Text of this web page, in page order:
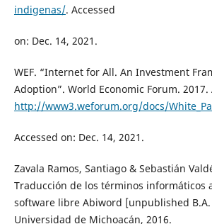
indigenas/. Accessed
on: Dec. 14, 2021.
WEF. “Internet for All. An Investment
Adoption”. World Economic Forum.
http://www3.weforum.org/docs/
Accessed on: Dec. 14, 2021.
Zavala Ramos, Santiago & Sebastián
Traducción de los términos informáticos
software libre Abiword [unpublished
Universidad de Michoacán, 2016.